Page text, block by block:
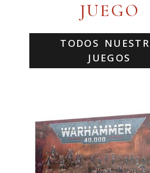
JUEGO
TODOS
JUEGOS